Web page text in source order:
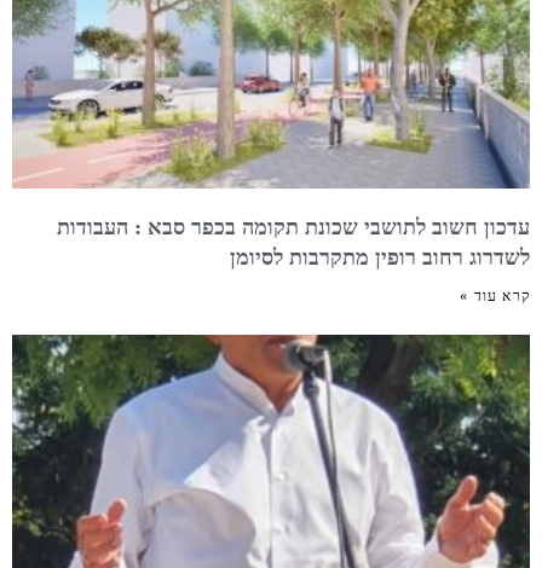
עדכון חשוב לתושבי שכונת תקומה בכפר סבא : העבודות
לשדרוג רחוב רופין מתקרבות לסיומן
קרא עוד »